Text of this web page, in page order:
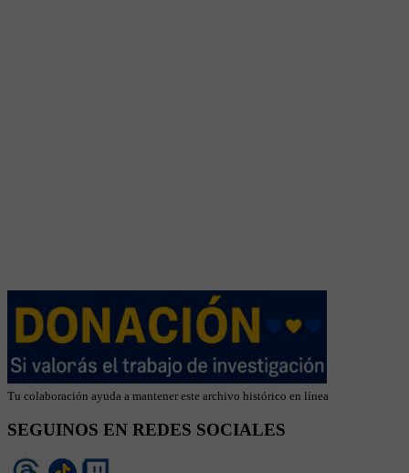
Tu colaboración ayuda a mantener este archivo histórico en línea
SEGUINOS EN REDES SOCIALES